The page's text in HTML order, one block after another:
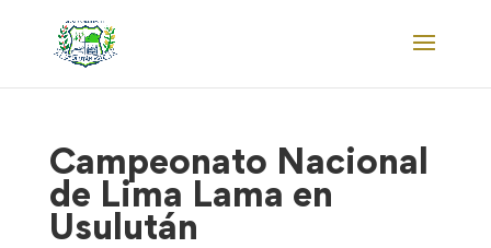
Campeonato Nacional
de Lima Lama en
Usulután